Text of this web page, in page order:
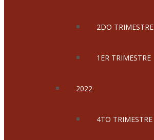
2DO TRIMESTRE
1ER TRIMESTRE
2022
4TO TRIMESTRE